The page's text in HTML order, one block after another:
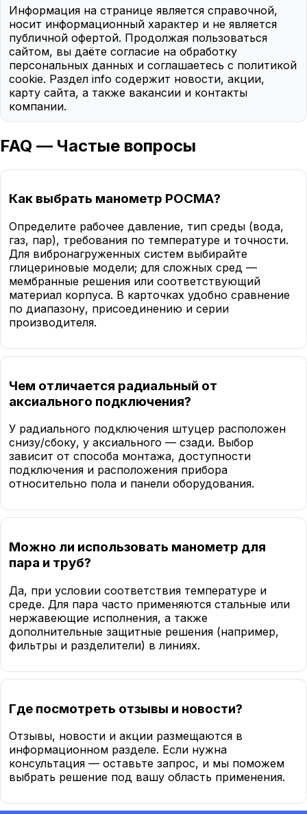
Информация на странице является справочной,
носит информационный характер и не является
публичной офертой. Продолжая пользоваться
сайтом, вы даёте согласие на обработку
персональных данных и соглашаетесь с политикой
cookie. Раздел info содержит новости, акции,
карту сайта, а также вакансии и контакты
компании.
FAQ — Частые вопросы
Как выбрать манометр РОСМА?
Определите рабочее давление, тип среды (вода,
газ, пар), требования по температуре и точности.
Для вибронагруженных систем выбирайте
глицериновые модели; для сложных сред —
мембранные решения или соответствующий
материал корпуса. В карточках удобно сравнение
по диапазону, присоединению и серии
производителя.
Чем отличается радиальный от
аксиального подключения?
У радиального подключения штуцер расположен
снизу/сбоку, у аксиального — сзади. Выбор
зависит от способа монтажа, доступности
подключения и расположения прибора
относительно пола и панели оборудования.
Можно ли использовать манометр для
пара и труб?
Да, при условии соответствия температуре и
среде. Для пара часто применяются стальные или
нержавеющие исполнения, а также
дополнительные защитные решения (например,
фильтры и разделители) в линиях.
Где посмотреть отзывы и новости?
Отзывы, новости и акции размещаются в
информационном разделе. Если нужна
консультация — оставьте запрос, и мы поможем
выбрать решение под вашу область применения.